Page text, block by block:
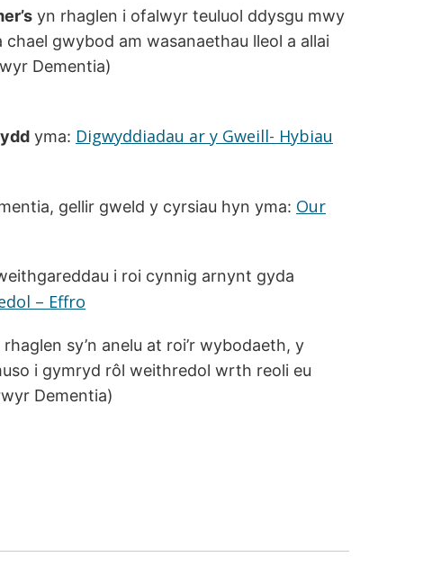
yn rhaglen i ofalwyr teuluol ddysgu mwy
gwybod am wasanaethau lleol a allai
Dementia)
yma: Digwyddiadau ar y Gweill- Hybiau
gellir gweld y cyrsiau hyn yma: Our
i roi cynnig arnynt gyda
– Effro
sy’n anelu at roi’r wybodaeth, y
i gymryd rôl weithredol wrth reoli eu
Dementia)